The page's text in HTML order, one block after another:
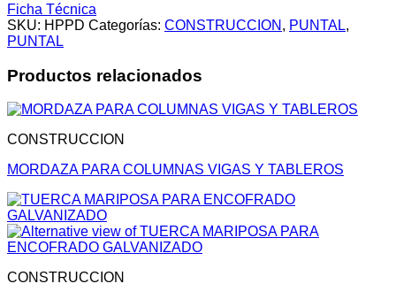
Ficha Técnica
SKU: HPPD Categorías: CONSTRUCCION , PUNTAL,
PUNTAL
Productos relacionados
CONSTRUCCION
MORDAZA PARA COLUMNAS VIGAS Y TABLEROS
CONSTRUCCION